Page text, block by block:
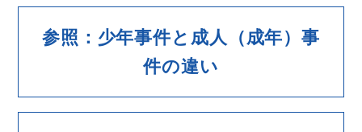
参照：少年事件と成人（成年）事
件の違い